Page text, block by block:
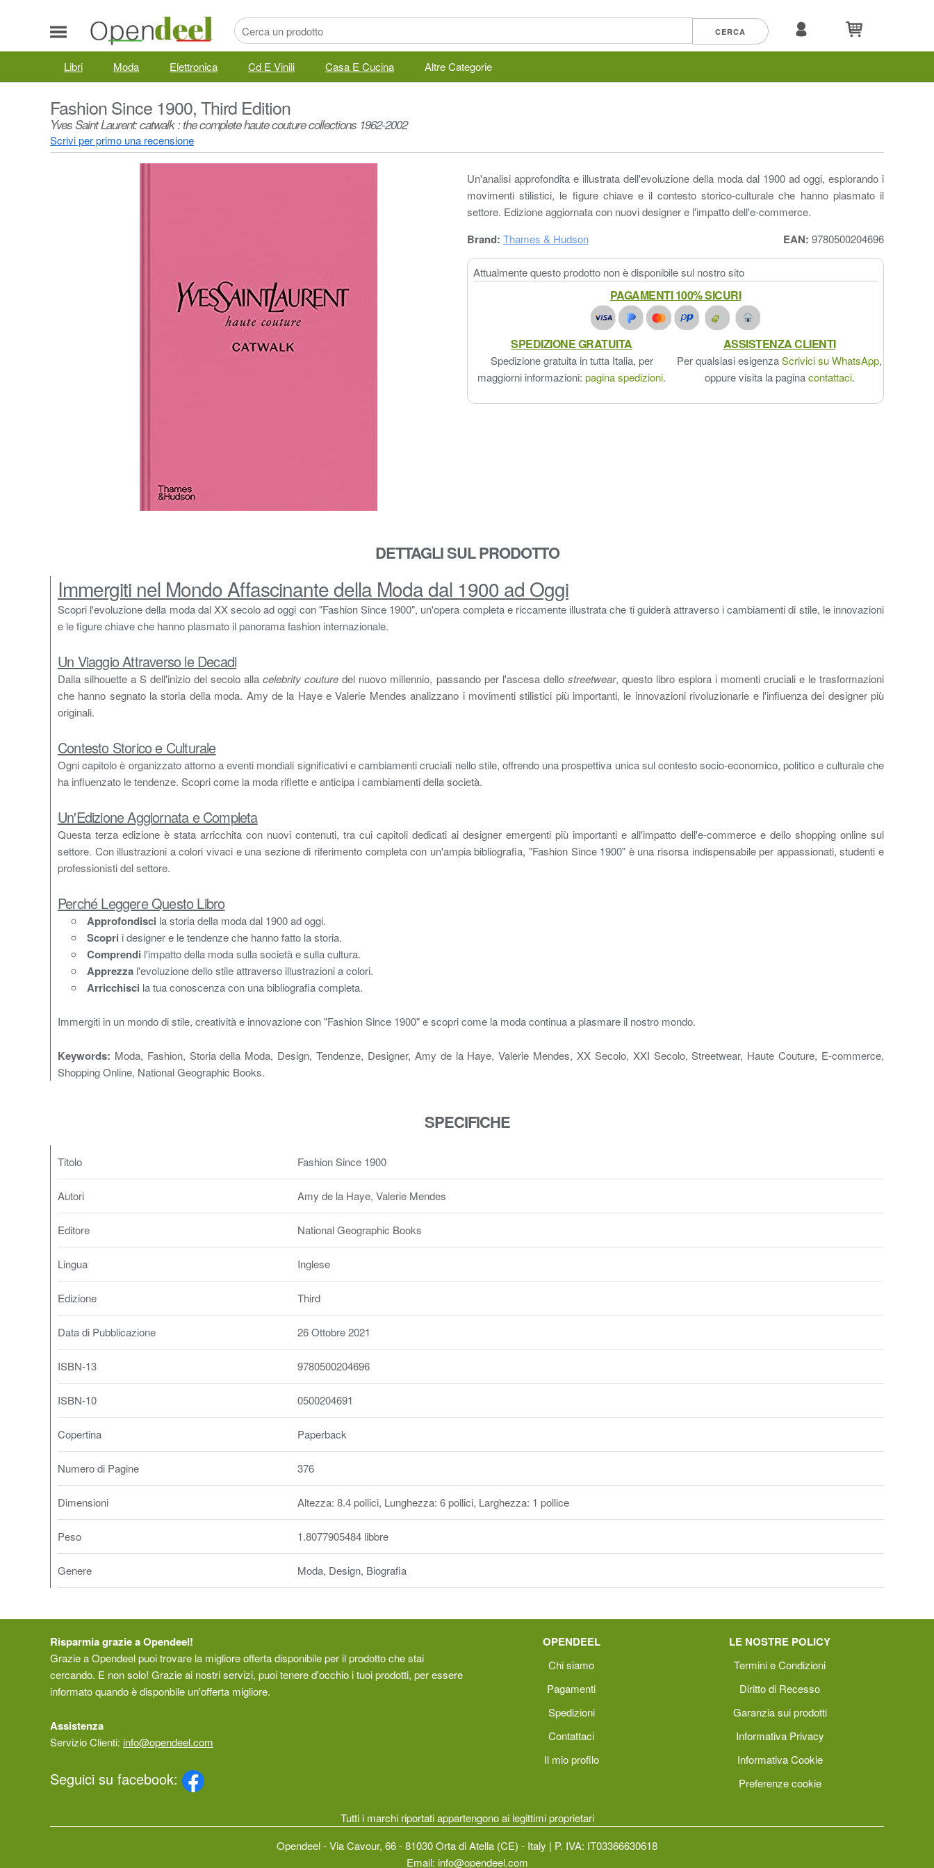
Libri Moda Elettronica Cd E Vinili Casa E Cucina Altre Categorie
Fashion Since 1900, Third Edition
Yves Saint Laurent: catwalk : the complete haute couture collections 1962-2002
Scrivi per primo una recensione
Un'analisi approfondita e illustrata dell'evoluzione della moda dal 1900 ad oggi, esplorando i
movimenti stilistici, le figure chiave e il contesto storico-culturale che hanno plasmato il
settore. Edizione aggiornata con nuovi designer e l'impatto dell'e-commerce.
Brand: Thames & Hudson EAN: 9780500204696
Attualmente questo prodotto non è disponibile sul nostro sito
PAGAMENTI 100% SICURI
ASSISTENZA CLIENTI
Per qualsiasi esigenzaScrivici su WhatsApp,
oppure visita la paginacontattaci.
SPEDIZIONE GRATUITA
Spedizione gratuita in tutta Italia, per
maggiorni informazioni: pagina spedizioni.
DETTAGLI SUL PRODOTTO
Immergiti nel Mondo Affascinante della Moda dal 1900 ad Oggi
Scopri l'evoluzione della moda dal XX secolo ad oggi con "Fashion Since 1900", un'opera completa e riccamente illustrata che ti guiderà attraverso i cambiamenti di stile, le innovazioni
e le figure chiave che hanno plasmato il panorama fashion internazionale.
Un Viaggio Attraverso le Decadi
Dalla silhouette a S dell'inizio del secolo allacelebrity couture del nuovo millennio, passando per l'ascesa dello streetwear, questo libro esplora i momenti cruciali e le trasformazioni
che hanno segnato la storia della moda. Amy de la Haye e Valerie Mendes analizzano i movimenti stilistici più importanti, le innovazioni rivoluzionarie e l'influenza dei designer più
originali.
Contesto Storico e Culturale
Ogni capitolo è organizzato attorno a eventi mondiali significativi e cambiamenti cruciali nello stile, offrendo una prospettiva unica sul contesto socio-economico, politico e culturale che
ha influenzato le tendenze. Scopri come la moda riflette e anticipa i cambiamenti della società.
Un'Edizione Aggiornata e Completa
Questa terza edizione è stata arricchita con nuovi contenuti, tra cui capitoli dedicati ai designer emergenti più importanti e all'impatto dell'e-commerce e dello shopping online sul
settore. Con illustrazioni a colori vivaci e una sezione di riferimento completa con un'ampia bibliografia, "Fashion Since 1900" è una risorsa indispensabile per appassionati, studenti e
professionisti del settore.
Perché Leggere Questo Libro
Approfondisci la storia della moda dal 1900 ad oggi.
Scopri i designer e le tendenze che hanno fatto la storia.
Comprendi l'impatto della moda sulla società e sulla cultura.
Apprezza l'evoluzione dello stile attraverso illustrazioni a colori.
Arricchisci la tua conoscenza con una bibliografia completa.
Immergiti in un mondo di stile, creatività e innovazione con "Fashion Since 1900" e scopri come la moda continua a plasmare il nostro mondo.
Keywords: Moda, Fashion, Storia della Moda, Design, Tendenze, Designer, Amy de la Haye, Valerie Mendes, XX Secolo, XXI Secolo, Streetwear, Haute Couture, E-commerce,
Shopping Online, National Geographic Books.
SPECIFICHE
Titolo Fashion Since 1900
Autori Amy de la Haye, Valerie Mendes
Editore National Geographic Books
Lingua Inglese
Edizione Third
Data di Pubblicazione 26 Ottobre 2021
ISBN-13 9780500204696
ISBN-10 0500204691
Copertina Paperback
Numero di Pagine 376
Dimensioni Altezza: 8.4 pollici, Lunghezza: 6 pollici, Larghezza: 1 pollice
Peso 1.8077905484 libbre
Genere Moda, Design, Biografia
Risparmia grazie a Opendeel!
Grazie a Opendeel puoi trovare la migliore offerta disponibile per il prodotto che stai
cercando. E non solo! Grazie ai nostri servizi, puoi tenere d'occhio i tuoi prodotti, per essere
informato quando è disponbile un'offerta migliore.
Assistenza
Servizio Clienti: info@opendeel.com
Seguici su facebook:
OPENDEEL
Chi siamo
Pagamenti
Spedizioni
Contattaci
Il mio profilo
LE NOSTRE POLICY
Termini e Condizioni
Diritto di Recesso
Garanzia sui prodotti
Informativa Privacy
Informativa Cookie
Preferenze cookie
Tutti i marchi riportati appartengono ai legittimi proprietari
Opendeel - Via Cavour, 66 - 81030 Orta di Atella (CE) - Italy | P. IVA: IT03366630618
Email: info@opendeel.com